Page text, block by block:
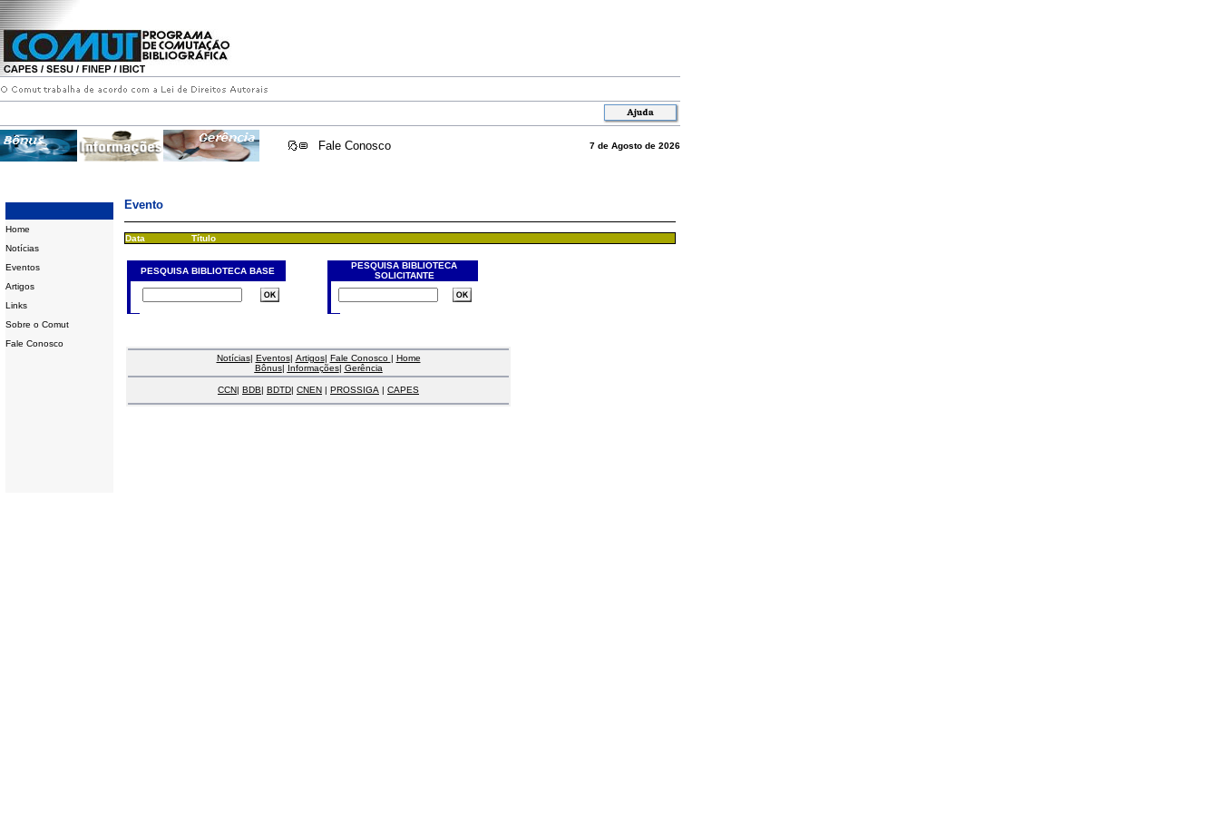
Fale Conosco 7 de Agosto de 2026
Home
Notícias
Eventos
Artigos
Links
Sobre o Comut
Fale Conosco
Evento
Data Título
PESQUISA BIBLIOTECA BASE
PESQUISA BIBLIOTECA
SOLICITANTE
Notícias| Eventos| Artigos| Fale Conosco | Home
Bônus| Informações| Gerência
CCN| BDB| BDTD| CNEN | PROSSIGA | CAPES